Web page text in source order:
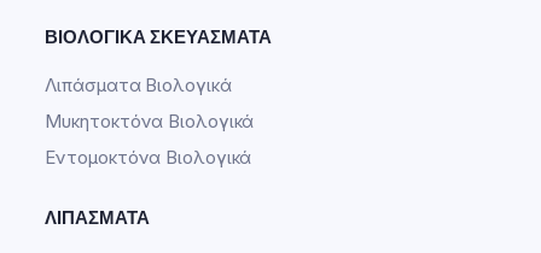
ΒΙΟΛΟΓΙΚΆ ΣΚΕΥΆΣΜΑΤΑ
Λιπάσματα Βιολογικά
Μυκητοκτόνα Βιολογικά
Εντομοκτόνα Βιολογικά
ΛΙΠΆΣΜΑΤΑ